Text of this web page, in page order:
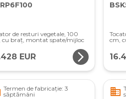
de resturi vegetale, 100
cu braț, montat spate/mijloc
EUR arrow_forward_ios
cm,
Termen de fabricație: 3
săptămâni
business